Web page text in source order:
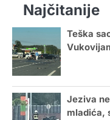
Najčitanije
Teška
Jeziva
mladića,